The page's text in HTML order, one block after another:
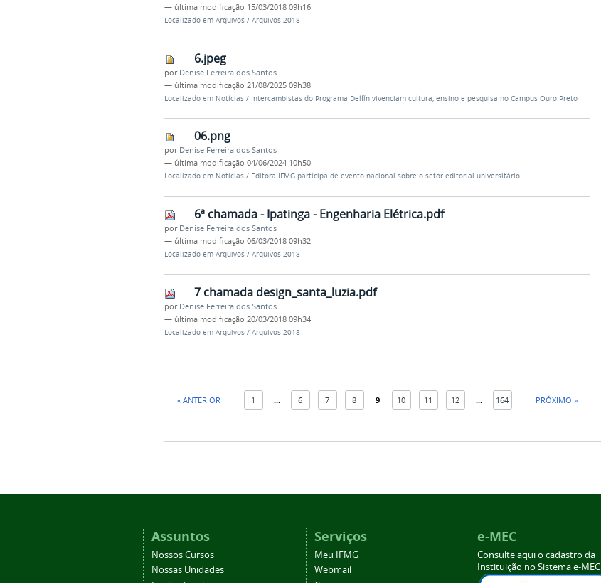
— última modificação 15/03/2018 09h16
Localizado em Arquivos / Arquivos 2018
6.jpeg
por Denise Ferreira dos Santos
— última modificação 21/08/2025 09h38
Localizado em Notícias / Intercambistas do Programa Delfín vivenciam cultura, ensino e pesquisa no Campus Ouro Preto
06.png
por Denise Ferreira dos Santos
— última modificação 04/06/2024 10h50
Localizado em Notícias / Editora IFMG participa de evento nacional sobre o setor editorial universitário
6ª chamada - Ipatinga - Engenharia Elétrica.pdf
por Denise Ferreira dos Santos
— última modificação 06/03/2018 09h32
Localizado em Arquivos / Arquivos 2018
7 chamada design_santa_luzia.pdf
por Denise Ferreira dos Santos
— última modificação 20/03/2018 09h34
Localizado em Arquivos / Arquivos 2018
« ANTERIOR 1 6 7 8 9 10 11 12 164 PRÓXIMO »
Assuntos
Nossos Cursos
Nossas Unidades
Serviços
Meu IFMG
Webmail
e-MEC
Consulte aqui o cadastro da
Instituição no Sistema e-MEC